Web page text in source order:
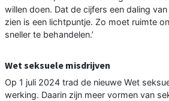
willen doen. Dat de cijfers een daling
zien is een lichtpuntje. Zo moet ruimte
sneller te behandelen.’
Wet seksuele misdrijven
Op 1 juli 2024 trad de nieuwe Wet
werking. Daarin zijn meer vormen van